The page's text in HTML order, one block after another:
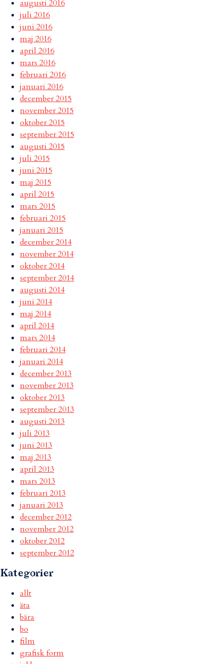
augusti 2016
juli 2016
juni 2016
maj 2016
april 2016
mars 2016
februari 2016
januari 2016
december 2015
november 2015
oktober 2015
september 2015
augusti 2015
juli 2015
juni 2015
maj 2015
april 2015
mars 2015
februari 2015
januari 2015
december 2014
november 2014
oktober 2014
september 2014
augusti 2014
juni 2014
maj 2014
april 2014
mars 2014
februari 2014
januari 2014
december 2013
november 2013
oktober 2013
september 2013
augusti 2013
juli 2013
juni 2013
maj 2013
april 2013
mars 2013
februari 2013
januari 2013
december 2012
november 2012
oktober 2012
september 2012
Kategorier
allt
äta
bära
bo
film
grafisk form